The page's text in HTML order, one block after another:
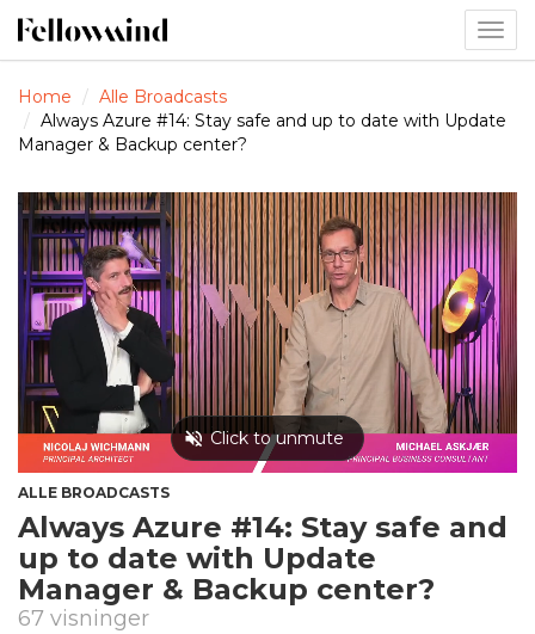
Home
Alle Broadcasts
Always Azure #14: Stay safe and up to date with Update
Manager & Backup center?
ALLE BROADCASTS
Always Azure #14: Stay safe and
up to date with Update
Manager & Backup center?
67 visninger